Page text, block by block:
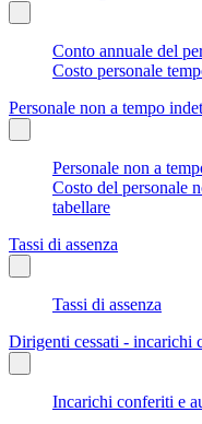
Conto annuale del
Costo personale
Personale non a tempo
Personale non a
Costo del personale
tabellare
Tassi di assenza
Tassi di assenza
Dirigenti cessati - incarichi
Incarichi conferiti e